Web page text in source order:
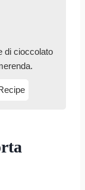
di cioccolato